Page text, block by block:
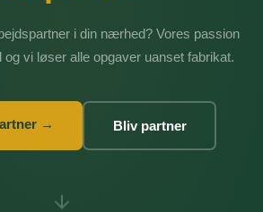
i din nærhed? Vores passion
og vi løser alle opgaver uanset fabrikat.
→ Bliv partner